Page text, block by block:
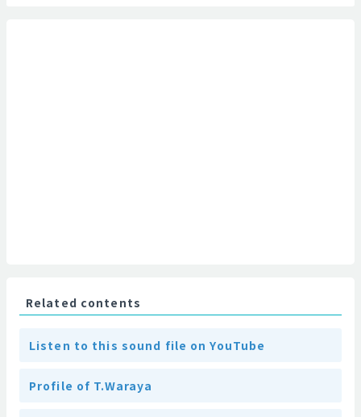
Related contents
Listen to this sound file on YouTube
Profile of T.Waraya